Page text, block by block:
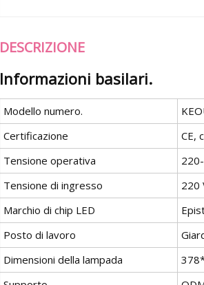
DESCRIZIONE
Informazioni basilari.
Modello numero.
Certificazione
CE,
Tensione operativa
Tensione di ingresso
220
Marchio di chip LED
Posto di lavoro
Dimensioni della lampada